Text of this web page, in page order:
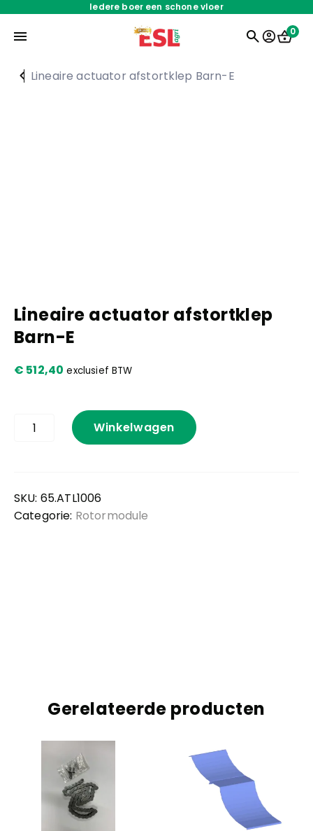
Iedere boer een schone vloer
Werken bij
Kennis en praktijk
0
Lineaire actuator afstortklep Barn-E
Lineaire actuator afstortklep
Barn-E
€ 512,40 exclusief BTW
Lineaire
actuator
afstortklep
Winkelwagen
SKU: 65.ATL1006
Categorie: Rotormodule
Gerelateerde producten